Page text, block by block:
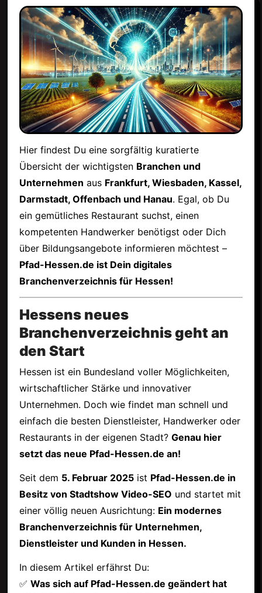
Hier findest Du eine sorgfältig kuratierte
Übersicht der wichtigsten Branchen und
Unternehmen aus Frankfurt, Wiesbaden, Kassel,
Darmstadt, Offenbach und Hanau. Egal, ob Du
ein gemütliches Restaurant suchst, einen
kompetenten Handwerker benötigst oder Dich
über Bildungsangebote informieren möchtest –
Pfad-Hessen.de ist Dein digitales
Branchenverzeichnis für Hessen!
Hessens neues
Branchenverzeichnis geht an
den Start
Hessen ist ein Bundesland voller Möglichkeiten,
wirtschaftlicher Stärke und innovativer
Unternehmen. Doch wie findet man schnell und
einfach die besten Dienstleister, Handwerker oder
Restaurants in der eigenen Stadt? Genau hier
setzt das neue Pfad-Hessen.de an!
Seit dem 5. Februar 2025ist Pfad-Hessen.de in
Besitz von Stadtshow Video-SEO und startet mit
einer völlig neuen Ausrichtung: Ein modernes
Branchenverzeichnis für Unternehmen,
Dienstleister und Kunden in Hessen.
In diesem Artikel erfährst Du:
✅ Was sich auf Pfad-Hessen.de geändert hat